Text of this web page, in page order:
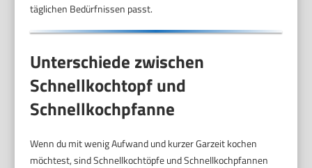
täglichen Bedürfnissen passt.
Unterschiede zwischen
Schnellkochtopf und
Schnellkochpfanne
Wenn du mit wenig Aufwand und kurzer Garzeit kochen
möchtest, sind Schnellkochtöpfe und Schnellkochpfannen